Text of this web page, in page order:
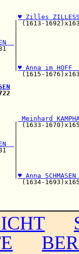
♥ Zilles
|
|
♥ Anna im
Meinhard
|
|
|
♥ Anna